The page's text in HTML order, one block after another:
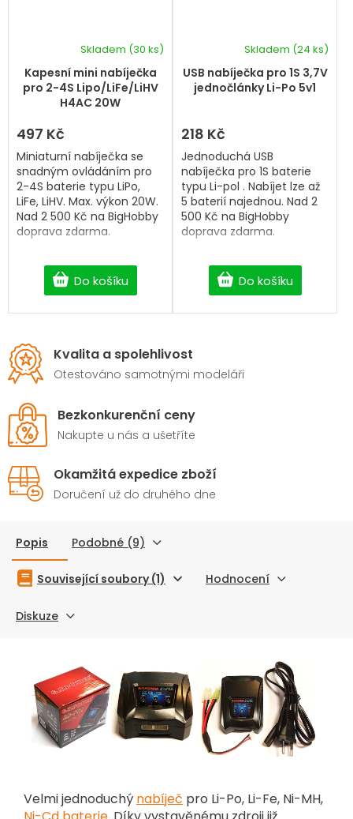
Kapesní mini nabíječka
pro 2-4S Lipo/LiFe/LiHV
H4AC 20W
Skladem (30 ks)
497 Kč
Do košíku
Miniaturní nabíječka se
snadným ovládáním pro
2-4S baterie typu LiPo,
LiFe, LiHV. Max. výkon 20W.
Nad 2 500 Kč na BigHobby
doprava zdarma.
USB nabíječka pro 1S 3,7V
jednočlánky Li-Po 5v1
Skladem (24 ks)
218 Kč
Do košíku
Jednoduchá USB
nabíječka pro 1S baterie
typu Li-pol . Nabíjet lze až
5 baterií najednou. Nad 2
500 Kč na BigHobby
doprava zdarma.
Kvalita a spolehlivost
Otestováno samotnými modeláři
Bezkonkurenční ceny
Nakupte u nás a ušetříte
Okamžitá expedice zboží
Doručení už do druhého dne
Popis Podobné (9)
Související soubory (1) Hodnocení
Diskuze
Velmi jednoduchý nabíječ pro Li-Po, Li-Fe, Ni-MH,